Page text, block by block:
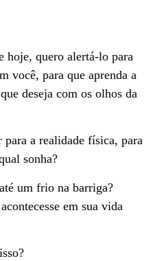
hoje, quero alertá-lo para
você, para que aprenda a
deseja com os olhos da
a realidade física, para
sonha?
um frio na barriga?
em sua vida